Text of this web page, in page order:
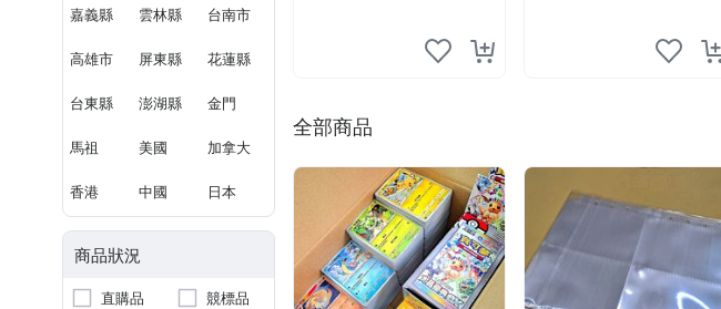
嘉義縣 雲林縣 台南市
高雄市 屏東縣 花蓮縣
台東縣 澎湖縣 金門
馬祖 美國 加拿大
香港 中國 日本
商品狀況
直購品
競標品
全部商品